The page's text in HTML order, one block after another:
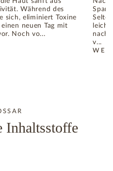
IHR GLEICHGEWICHT
Während des
sich, eliminiert Toxine
neuen Tag mit
Noch vo...
LÄSST SICH DER TEINT
nach
v...
: WIE
Inhaltsstoffe